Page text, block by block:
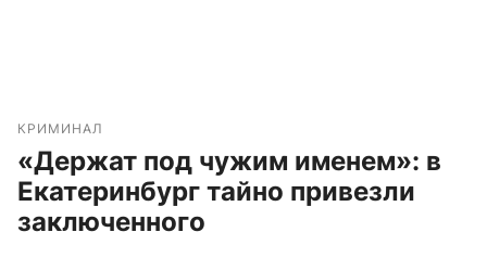
КРИМИНАЛ
«Держат под чужим именем»: в
Екатеринбург тайно привезли
заключенного